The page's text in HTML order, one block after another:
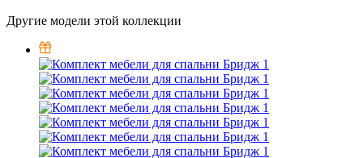
Другие модели этой коллекции